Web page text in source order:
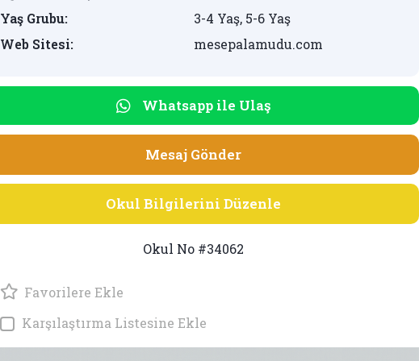
Yaş Grubu:
3-4 Yaş, 5-6 Yaş
Web Sitesi:
mesepalamudu.com
Whatsapp ile Ulaş
Mesaj Gönder
Okul Bilgilerini Düzenle
Okul No #34062
Favorilere Ekle
Karşılaştırma Listesine Ekle